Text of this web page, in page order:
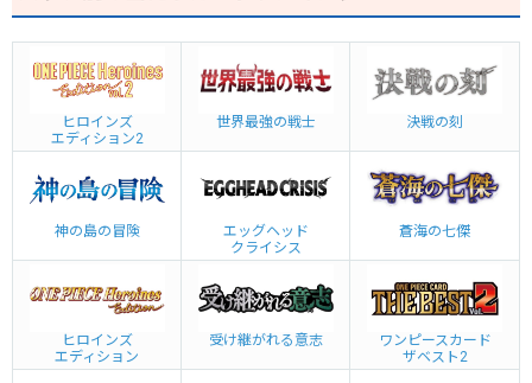
ヒロインズ
エディション2
世界最強の戦士 決戦の刻
神の島の冒険
エッグヘッド
クライシス
蒼海の七傑
ヒロインズ
エディション
受け継がれる意志
ワンピースカード
ザベスト2